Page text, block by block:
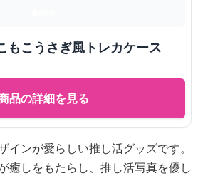
もこうさぎ風トレカケース
品の詳細を見る
インが愛らしい推し活グッズです。
癒しをもたらし、推し活写真を優し